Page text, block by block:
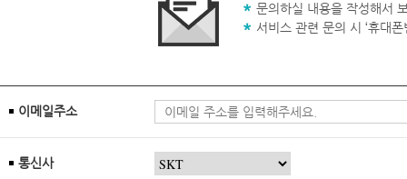
문의하실 내용을 작성해서
서비스 관련 문의 시 ‘휴대
이메일주소
통신사